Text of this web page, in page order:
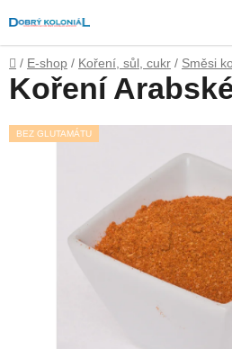
na
obsah
Domů
/ E-shop / Koření, sůl, cukr / Směsi
Koření
BEZ GLUTAMÁTU